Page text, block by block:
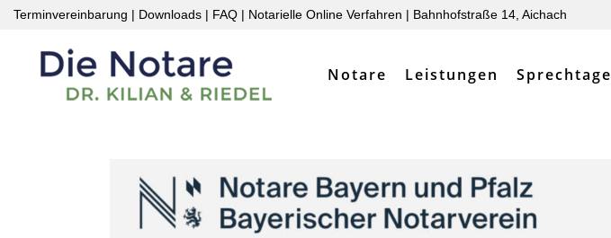
Terminvereinbarung | Downloads | FAQ | Notarielle Online Verfahren | Bahnhofstraße 14, Aichach
Notare Leistungen Sprechtage